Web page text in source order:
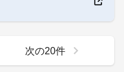
次の20件